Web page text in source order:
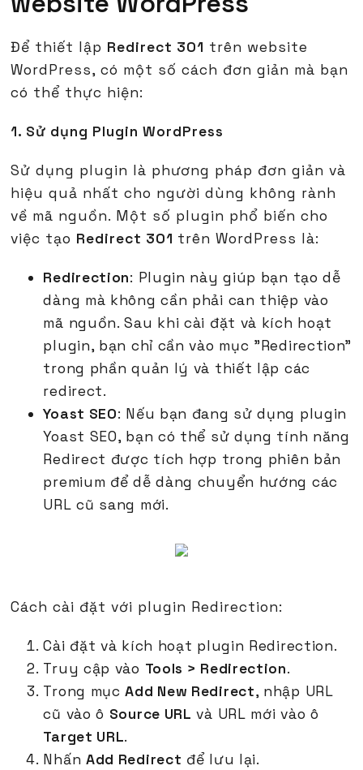
Để thiết lập Redirect 301 trên website
WordPress, có một số cách đơn giản mà bạn
có thể thực hiện:
1. Sử dụng Plugin WordPress
Sử dụng plugin là phương pháp đơn giản và
hiệu quả nhất cho người dùng không rành
về mã nguồn. Một số plugin phổ biến cho
việc tạo Redirect 301 trên WordPress là:
Redirection: Plugin này giúp bạn tạo dễ
dàng mà không cần phải can thiệp vào
mã nguồn. Sau khi cài đặt và kích hoạt
plugin, bạn chỉ cần vào mục "Redirection"
trong phần quản lý và thiết lập các
redirect.
Yoast SEO: Nếu bạn đang sử dụng plugin
Yoast SEO, bạn có thể sử dụng tính năng
Redirect được tích hợp trong phiên bản
premium để dễ dàng chuyển hướng các
URL cũ sang mới.
Cách cài đặt với plugin Redirection:
Cài đặt và kích hoạt plugin Redirection.
Truy cập vào Tools > Redirection.
Trong mụcAdd New Redirect, nhập URL
cũ vào ô Source URL và URL mới vào ô
Target URL.
Nhấn Add Redirect để lưu lại.